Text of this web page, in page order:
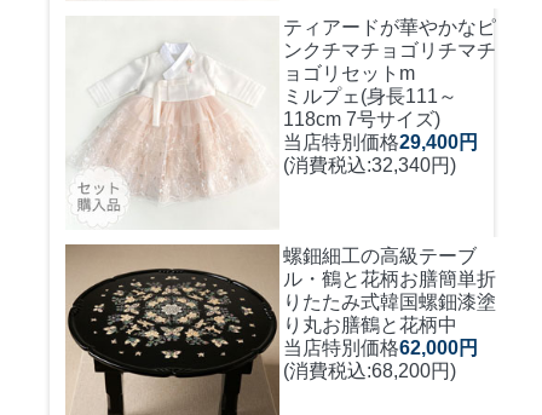
ティアードが華やかなピ
ンクチマチョゴリ チマチ
ョゴリセットm
ミルプェ(身長111～
118cm 7号サイズ)
当店特別価格29,400円
(消費税込:32,340円)
螺鈿細工の高級テーブ
ル・鶴と花柄お膳簡単折
りたたみ式韓国螺鈿漆塗
り丸お膳鶴と花柄中
当店特別価格62,000円
(消費税込:68,200円)